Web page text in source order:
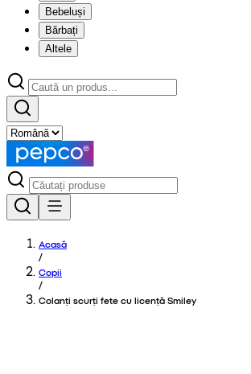
Bebeluși
Bărbați
Altele
Acasă
/
Copii
/
Colanți scurți fete cu licență Smiley